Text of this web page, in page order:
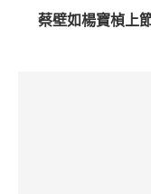
蔡壁如楊寶楨上